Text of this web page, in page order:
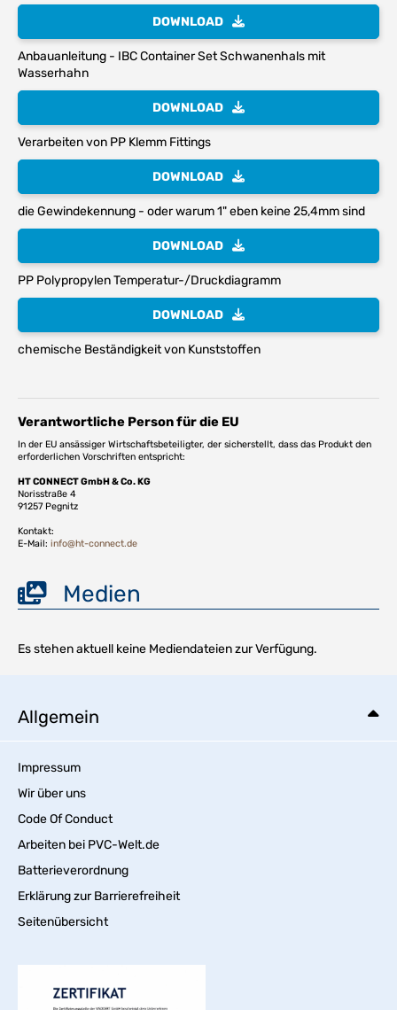
DOWNLOAD
Anbauanleitung - IBC Container Set Schwanenhals mit
Wasserhahn
DOWNLOAD
Verarbeiten von PP Klemm Fittings
DOWNLOAD
die Gewindekennung - oder warum 1" eben keine 25,4mm sind
DOWNLOAD
PP Polypropylen Temperatur-/Druckdiagramm
DOWNLOAD
chemische Beständigkeit von Kunststoffen
Verantwortliche Person für die EU
In der EU ansässiger Wirtschaftsbeteiligter, der sicherstellt, dass das Produkt den
erforderlichen Vorschriften entspricht:
HT CONNECT GmbH & Co. KG
Norisstraße 4
91257 Pegnitz
Kontakt:
E-Mail: info@ht-connect.de
Medien
Es stehen aktuell keine Mediendateien zur Verfügung.
Allgemein
Impressum
Wir über uns
Code Of Conduct
Arbeiten bei PVC-Welt.de
Batterieverordnung
Erklärung zur Barrierefreiheit
Seitenübersicht